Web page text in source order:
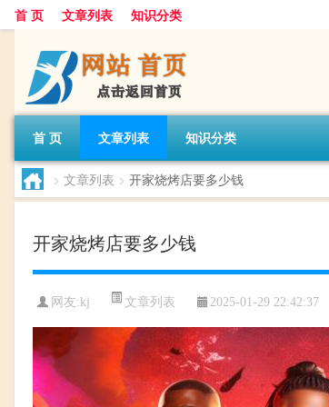
首 页 文章列表 知识分类
首 页 文章列表 知识分类
> 文章列表 > 开家烧烤店要多少钱
开家烧烤店要多少钱
网友: kj 文章列表 2025-01-29 22:42:37